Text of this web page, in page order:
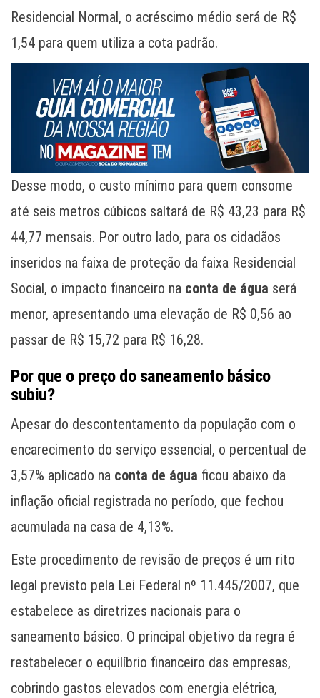
Residencial Normal, o acréscimo médio será de R$
1,54 para quem utiliza a cota padrão.
Desse modo, o custo mínimo para quem consome
até seis metros cúbicos saltará de R$ 43,23 para R$
44,77 mensais. Por outro lado, para os cidadãos
inseridos na faixa de proteção da faixa Residencial
Social, o impacto financeiro na conta de água será
menor, apresentando uma elevação de R$ 0,56 ao
passar de R$ 15,72 para R$ 16,28.
Por que o preço do saneamento básico
subiu?
Apesar do descontentamento da população com o
encarecimento do serviço essencial, o percentual de
3,57% aplicado na conta de água ficou abaixo da
inflação oficial registrada no período, que fechou
acumulada na casa de 4,13%.
Este procedimento de revisão de preços é um rito
legal previsto pela Lei Federal nº 11.445/2007, que
estabelece as diretrizes nacionais para o
saneamento básico. O principal objetivo da regra é
restabelecer o equilíbrio financeiro das empresas,
cobrindo gastos elevados com energia elétrica,